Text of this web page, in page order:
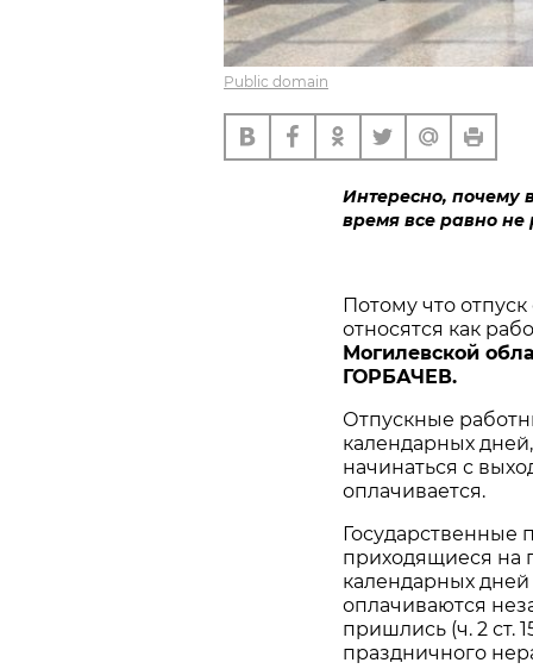
Public domain
Интересно, почему
время все равно не
Потому что
относятся как
Могилевской
ГОРБАЧЕВ.
Отпускные
календарных
начинаться с
оплачивается.
Государственные
приходящиеся на
календарных
оплачиваются
пришлись (ч. 2 ст.
праздничного